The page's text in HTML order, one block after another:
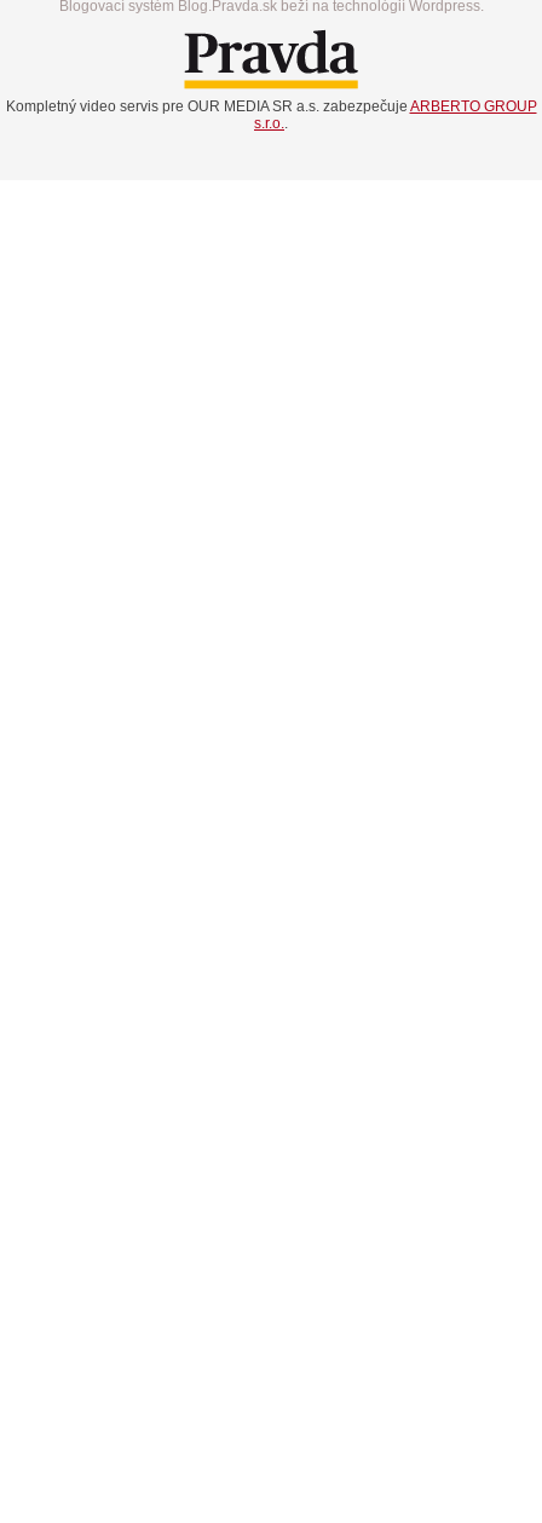
Blogovací systém Blog.Pravda.sk beží na technológií Wordpress.
Kompletný video servis pre OUR MEDIA SR a.s. zabezpečuje ARBERTO GROUP
s.r.o..